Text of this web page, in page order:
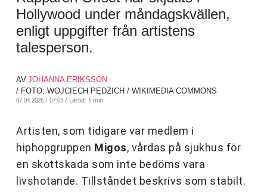
Hollywood under måndagskvällen,
enligt uppgifter från artistens
talesperson.
AV JOHANNA ERIKSSON
/ FOTO: WOJCIECH PĘDZICH / WIKIMEDIA COMMONS
07.04.2026 / 07:05 / Lästid: 1 min
Artisten, som tidigare var medlem i
hiphopgruppen Migos, vårdas på sjukhus för
en skottskada som inte bedöms vara
livshotande. Tillståndet beskrivs som stabilt.